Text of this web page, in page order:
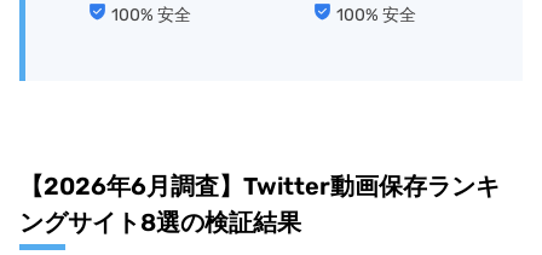
100% 安全 100% 安全
【2026年6月調査】Twitter動画保存ランキ
ングサイト8選の検証結果